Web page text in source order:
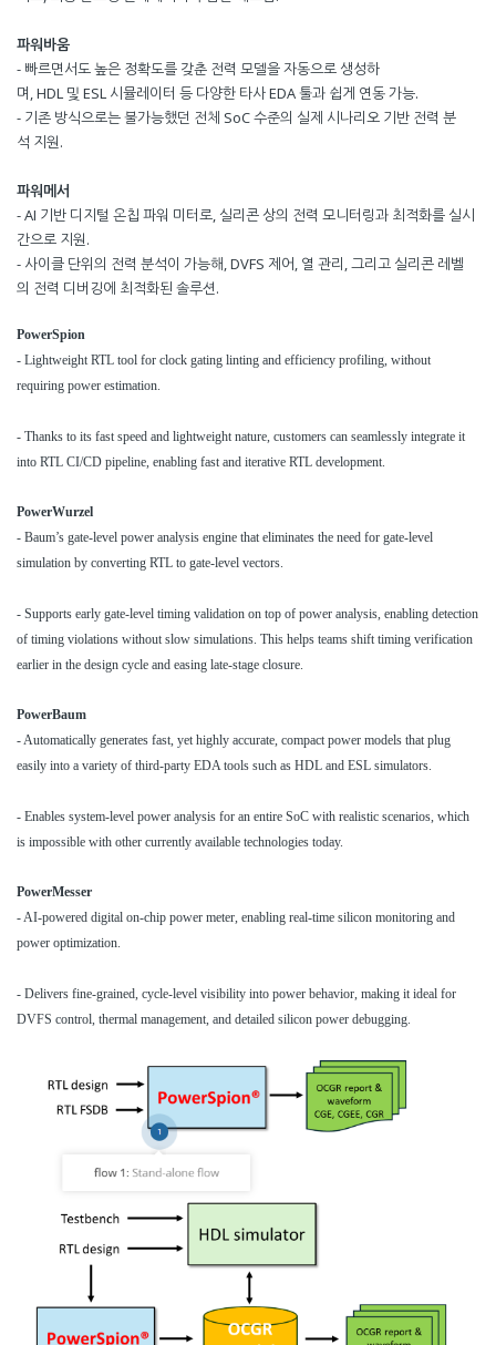
파워바움
- 빠르면서도 높은 정확도를 갖춘 전력 모델을 자동으로 생성하
며, HDL 및 ESL 시뮬레이터 등 다양한 타사 EDA 툴과 쉽게 연동 가능.
- 기존 방식으로는 불가능했던 전체 SoC 수준의 실제 시나리오 기반 전력 분
석 지원.
파워메서
- AI 기반 디지털 온칩 파워 미터로, 실리콘 상의 전력 모니터링과 최적화를 실시
간으로 지원.
- 사이클 단위의 전력 분석이 가능해, DVFS 제어, 열 관리, 그리고 실리콘 레벨
의 전력 디버깅에 최적화된 솔루션.
PowerSpion
- Lightweight RTL tool for clock gating linting and efficiency profiling, without
requiring power estimation.
- Thanks to its fast speed and lightweight nature, customers can seamlessly integrate it
into RTL CI/CD pipeline, enabling fast and iterative RTL development.
PowerWurzel
- Baum’s gate-level power analysis engine that eliminates the need for gate-level
simulation by converting RTL to gate-level vectors.
- Supports early gate-level timing validation on top of power analysis, enabling detection
of timing violations without slow simulations. This helps teams shift timing verification
earlier in the design cycle and easing late-stage closure.
PowerBaum
- Automatically generates fast, yet highly accurate, compact power models that plug
easily into a variety of third-party EDA tools such as HDL and ESL simulators.
- Enables system-level power analysis for an entire SoC with realistic scenarios, which
is impossible with other currently available technologies today.
PowerMesser
- AI-powered digital on-chip power meter, enabling real-time silicon monitoring and
power optimization.
- Delivers fine-grained, cycle-level visibility into power behavior, making it ideal for
DVFS control, thermal management, and detailed silicon power debugging.